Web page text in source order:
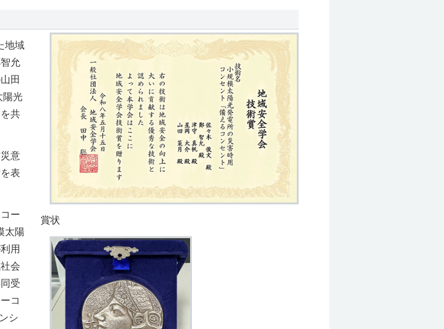
賞状
地域
允
田
陽光
共
意
表
ー
太陽
用
会
受
コ
シ